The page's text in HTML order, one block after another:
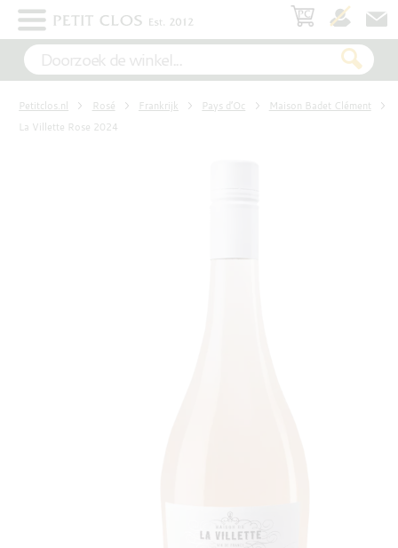
WIT
ROSÉ
Petitclos.nl Rosé Frankrijk Pays d’Oc
Maison Badet Clément
La Villette Rose 2024